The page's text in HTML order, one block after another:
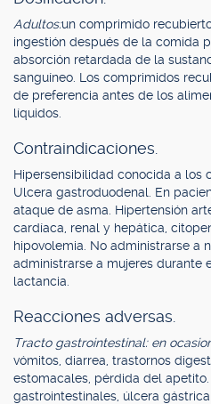
Adultos:un comprimido
ingestión después de la comida
absorción retardada de la
sanguíneo. Los comprimidos
de preferencia antes de los
líquidos.
Contraindicaciones.
Hipersensibilidad conocida a los
Ulcera gastroduodenal. En
ataque de asma. Hipertensión
cardíaca, renal y hepática,
hipovolemia. No administrarse a
administrarse a mujeres durante
lactancia.
Reacciones adversas.
Tracto gastrointestinal: en
vómitos, diarrea, trastornos
estomacales, pérdida del apetito.
gastrointestinales, úlcera